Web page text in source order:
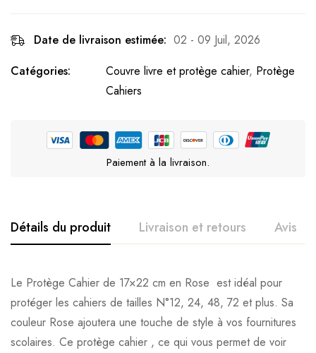
Date de livraison estimée: 02 - 09 Juil, 2026
Catégories:
Couvre livre et protège cahier, Protège
Cahiers
Paiement à la livraison.
Détails du produit Livraison et retours Avis
Le Protège Cahier de 17×22 cm en Rose est idéal pour
protéger les cahiers de tailles N°12, 24, 48, 72 et plus. Sa
couleur Rose ajoutera une touche de style à vos fournitures
scolaires. Ce protège cahier , ce qui vous permet de voir